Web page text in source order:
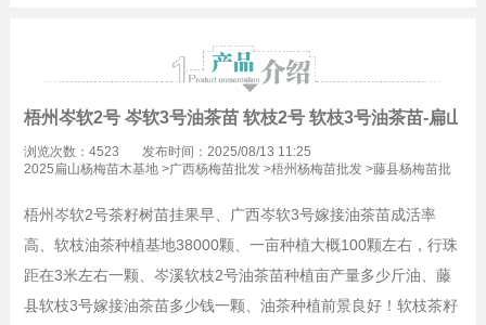
梧州岑软2号 岑软3号油茶苗 软枝2号 软枝3号油茶苗-扁山油
浏览次数：4523
发布时间：2025/08/13 11:25
2025扁山杨梅苗木基地>广西杨梅苗批发>梧州杨梅苗批发>藤县杨梅苗批
梧州岑软2号茶籽树苗挂果早、广西岑软3号嫁接油茶苗成活率
高、软枝油茶种植基地38000颗、一亩种植大概100颗左右，行珠
距在3米左右一颗、岑溪软枝2号油茶苗种植亩产量多少斤油、藤
县软枝3号嫁接油茶苗多少钱一颗、油茶种植前景良好！软枝茶籽